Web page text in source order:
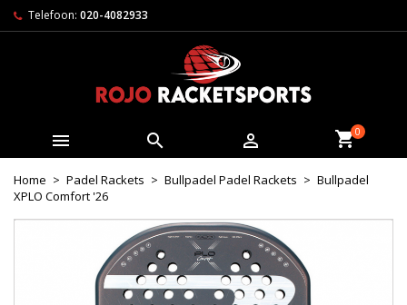
Telefoon: 020-4082933
   0
Home Padel Rackets Bullpadel Padel Rackets
Bullpadel
XPLO Comfort '26